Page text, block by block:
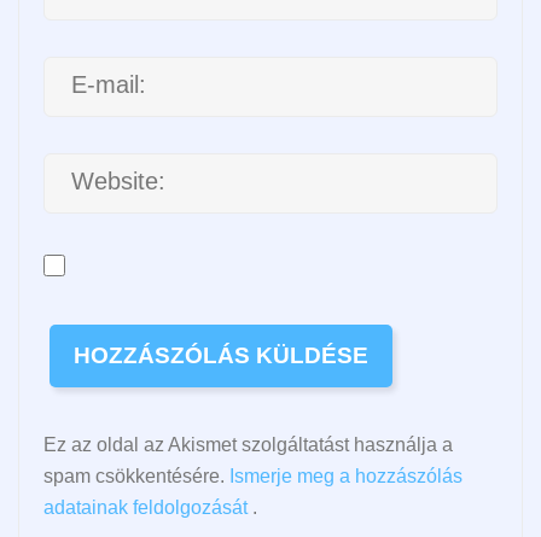
Ez az oldal az Akismet szolgáltatást használja a
spam csökkentésére. Ismerje meg a hozzászólás
adatainak feldolgozását.